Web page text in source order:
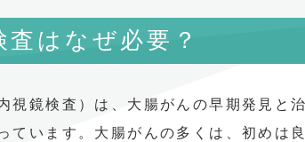
はなぜ必要？
視鏡検査）は、大腸がんの早期発見と
ています。大腸がんの多くは、初めは